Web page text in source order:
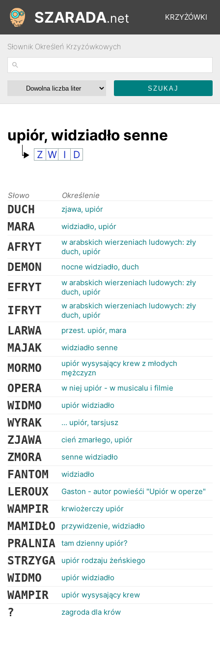
KRZYŻÓWKI
ŁAMIGŁÓWKI
SZARADA.net
Słownik Określeń Krzyżówkowych
upiór, widziadło senne
Z W I D
Słowo Określenie
DUCH zjawa, upiór
MARA widziadło, upiór
AFRYT
w arabskich wierzeniach ludowych: zły
duch, upiór
DEMON nocne widziadło, duch
EFRYT
w arabskich wierzeniach ludowych: zły
duch, upiór
IFRYT
w arabskich wierzeniach ludowych: zły
duch, upiór
LARWA przest. upiór, mara
MAJAK widziadło senne
MORMO
upiór wysysający krew z młodych
mężczyzn
OPERA w niej upiór - w musicalu i filmie
WIDMO upiór widziadło
WYRAK ... upiór, tarsjusz
ZJAWA cień zmarłego, upiór
ZMORA senne widziadło
FANTOM widziadło
LEROUX Gaston - autor powieśći "Upiór w operze"
WAMPIR krwiożerczy upiór
MAMIDŁO przywidzenie, widziadło
PRALNIA tam dzienny upiór?
STRZYGA upiór rodzaju żeńskiego
WIDMO upiór widziadło
WAMPIR upiór wysysający krew
? zagroda dla krów